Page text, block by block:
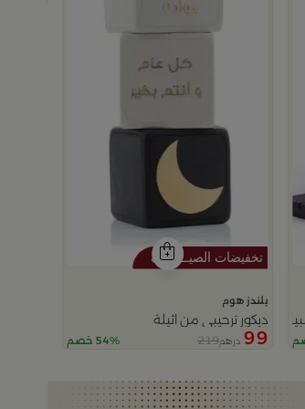
الذهبي و الاسود من امارا
بلندز هوم
ديكور ترحيبي من اثيلة
99 درهم219 54% خصم